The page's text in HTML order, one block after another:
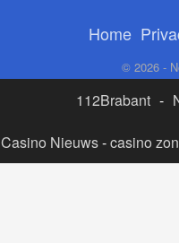
Home
© 2026 -
112Brabant -
Casino Nieuws-casino